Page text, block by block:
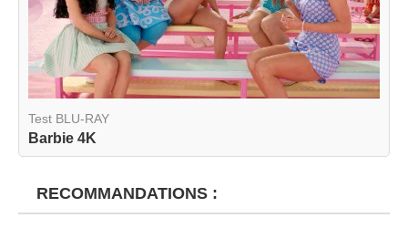
Test BLU-RAY
Barbie 4K
RECOMMANDATIONS :